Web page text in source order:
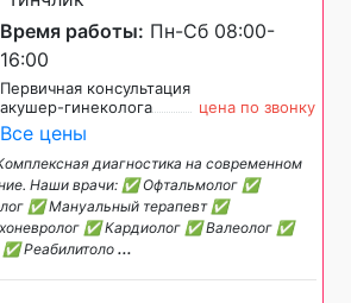
Время работы: Пн-Сб 08:00-
16:00
Первичная консультация
акушер-гинеколога
цена по звонку
Все цены
диагностика на современном
Наши врачи: ✅ Офтальмолог ✅
✅ Мануальный терапевт ✅
✅ Кардиолог ✅ Валеолог ✅
Реабилитоло ...